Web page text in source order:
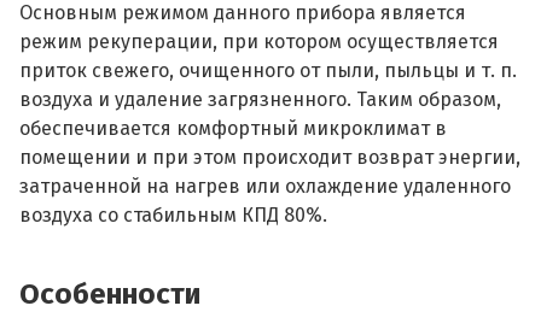
Основным режимом данного прибора является
режим рекуперации, при котором осуществляется
приток свежего, очищенного от пыли, пыльцы и т. п.
воздуха и удаление загрязненного. Таким образом,
обеспечивается комфортный микроклимат в
помещении и при этом происходит возврат энергии,
затраченной на нагрев или охлаждение удаленного
воздуха со стабильным КПД 80%.
Особенности